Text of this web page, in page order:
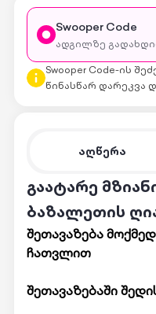
აღწერა
გაატარე
ბაზალეთის
შეთავაზება
ჩათვლით
შეთავაზებაში
Swooper Code
ადგილზე
Swooper Code-ის
წინასწარ დარეკვა